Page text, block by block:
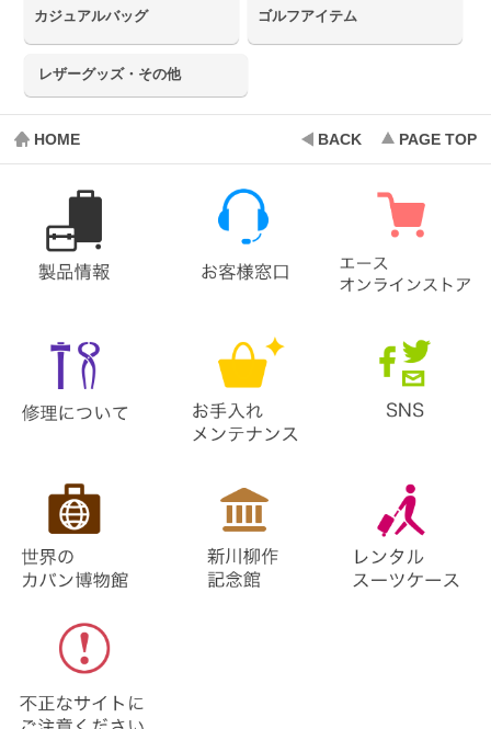
カジュアルバッグ ゴルフアイテム
レザーグッズ・その他
HOME BACK PAGE TOP